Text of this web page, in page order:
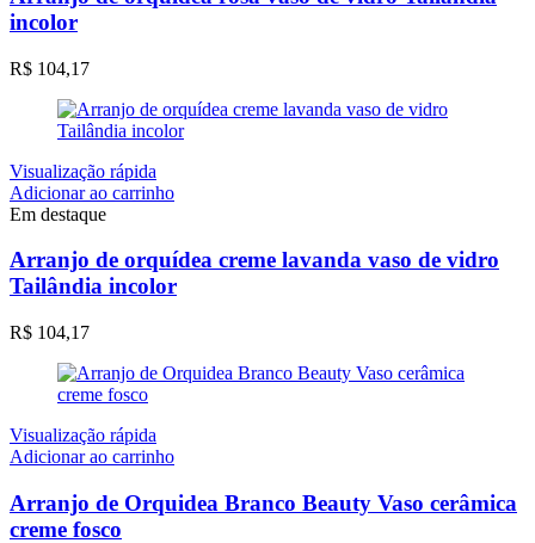
incolor
R$ 104,17
Visualização rápida
Adicionar ao carrinho
Em destaque
Arranjo de orquídea creme lavanda vaso de vidro
Tailândia incolor
R$ 104,17
Visualização rápida
Adicionar ao carrinho
Arranjo de Orquidea Branco Beauty Vaso cerâmica
creme fosco